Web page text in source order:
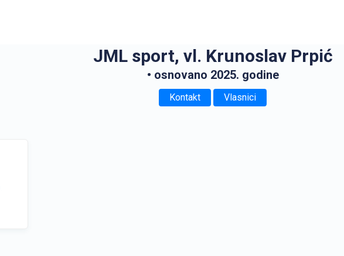
JML sport, vl. Krunoslav Prpić
• osnovano 2025. godine
Kontakt Vlasnici